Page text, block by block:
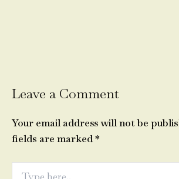
Leave a Comment
Your email address will not be
fields are marked*